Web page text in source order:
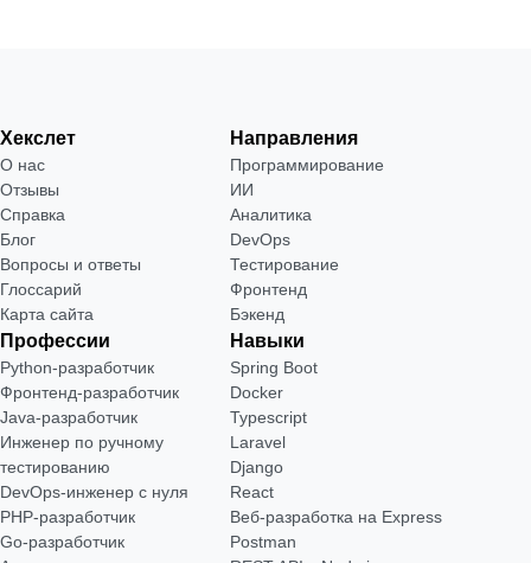
Хекслет
О нас
Отзывы
Справка
Блог
Вопросы и ответы
Глоссарий
Карта сайта
Направления
Программирование
ИИ
Аналитика
DevOps
Тестирование
Фронтенд
Бэкенд
Профессии
Python-разработчик
Фронтенд-разработчик
Java-разработчик
Инженер по ручному
тестированию
DevOps-инженер с нуля
РНР-разработчик
Go-разработчик
Навыки
Spring Boot
Docker
Typescript
Laravel
Django
React
Веб-разработка на Express
Postman